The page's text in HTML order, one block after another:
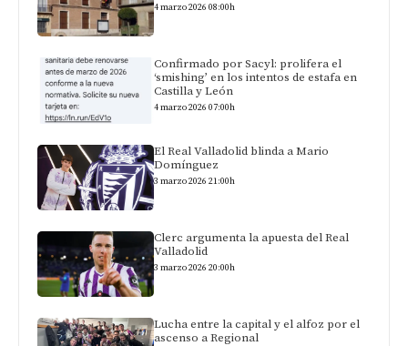
4 marzo 2026 08:00h
Confirmado por Sacyl: prolifera el
‘smishing’ en los intentos de estafa en
Castilla y León
4 marzo 2026 07:00h
El Real Valladolid blinda a Mario
Domínguez
3 marzo 2026 21:00h
Clerc argumenta la apuesta del Real
Valladolid
3 marzo 2026 20:00h
Lucha entre la capital y el alfoz por el
ascenso a Regional